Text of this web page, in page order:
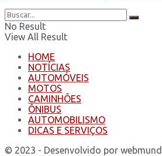
No Result
View All Result
HOME
NOTÍCIAS
AUTOMÓVEIS
MOTOS
CAMINHÕES
ÔNIBUS
AUTOMOBILISMO
DICAS E SERVIÇOS
© 2023 - Desenvolvido por